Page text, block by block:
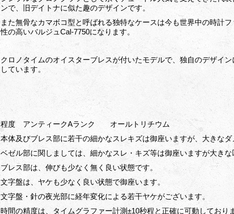
ンで、旧デイトナに似た趣のデザインです。
また無骨なカマボコ型と呼ばれる独特なケースは今も世界中の時計
性の高いバルジュCal-7750になります。
クロノタイムのオイスターブレスが付いたモデルで、独自のデザイ
しています。
程度 アンティークAランク オールトリチウム
本体及びブレス部に若干の細かなスレキズは御座いますが、大きなダ
ベゼル部に関しましては、細かなスレ・キズ等は御座いますが大き
ブレス部は、伸びも少なく無く良い状態です。
文字盤は、ヤケも少なく良い状態で御座います。
文字盤・針の夜光部に経年変化による若干ヤケがございます。
時間の精度は、タイムグラファー計測±10秒程と正確に可動しており